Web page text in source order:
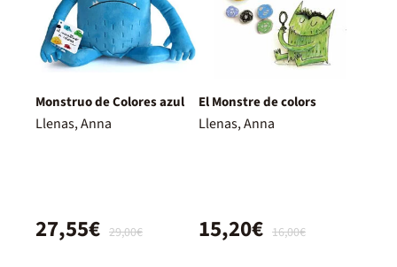
Monstruo de Colores azul
Llenas, Anna
29,00€
27,55€
El Monstre de colors
Llenas, Anna
16,00€
15,20€